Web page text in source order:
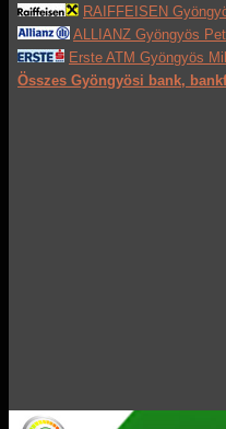
RAIFFEISEN
ALLIANZ Gyöngyös
Erste ATM Gyöngyös
Összes Gyöngyösi bank,